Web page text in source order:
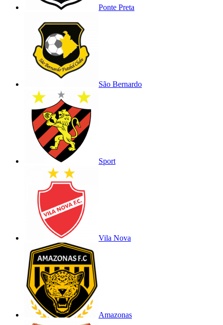
Ponte Preta
São Bernardo
Sport
Vila Nova
Amazonas